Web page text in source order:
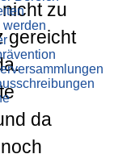
werden
zu
gereicht
da